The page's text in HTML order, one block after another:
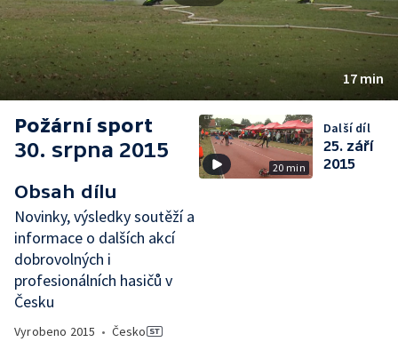
17 min
Požární sport
30. srpna 2015
Obsah dílu
Novinky, výsledky soutěží a
informace o dalších akcí
dobrovolných i
profesionálních hasičů v
Česku
Vyrobeno 2015 • Česko
20 min
Další díl
25. září
2015